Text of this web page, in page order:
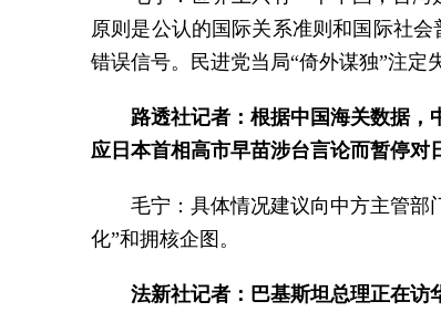
原则是公认的国际关系准则和国际社
错误信号。民进党当局“倚外谋独”注定
路透社记者：根据中国海关数据，
应日本首相高市早苗涉台言论而暂停对
毛宁：具体情况建议向中方主管部
化”和拥核企图。
法新社记者：巴基斯坦总理正在访